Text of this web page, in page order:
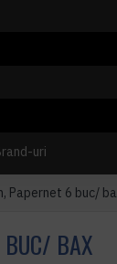
uri
Papernet 6 buc/
BUC/ BAX